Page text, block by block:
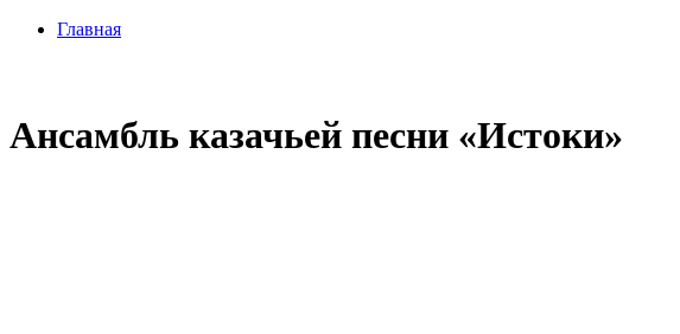
Главная
Ансамбль казачьей песни «Истоки»